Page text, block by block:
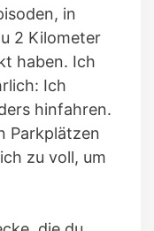
in
2 Kilometer
haben. Ich
Ich
hinfahren.
Parkplätzen
zu voll, um